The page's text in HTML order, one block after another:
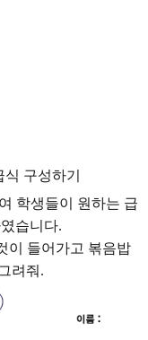
구성하기
학생들이 원하는 급
습니다.
이 들어가고 볶음밥
려줘.